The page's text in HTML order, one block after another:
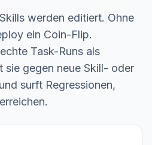
werden editiert. Ohne
ein Coin-Flip.
Task-Runs als
sie gegen neue Skill- oder
surft Regressionen,